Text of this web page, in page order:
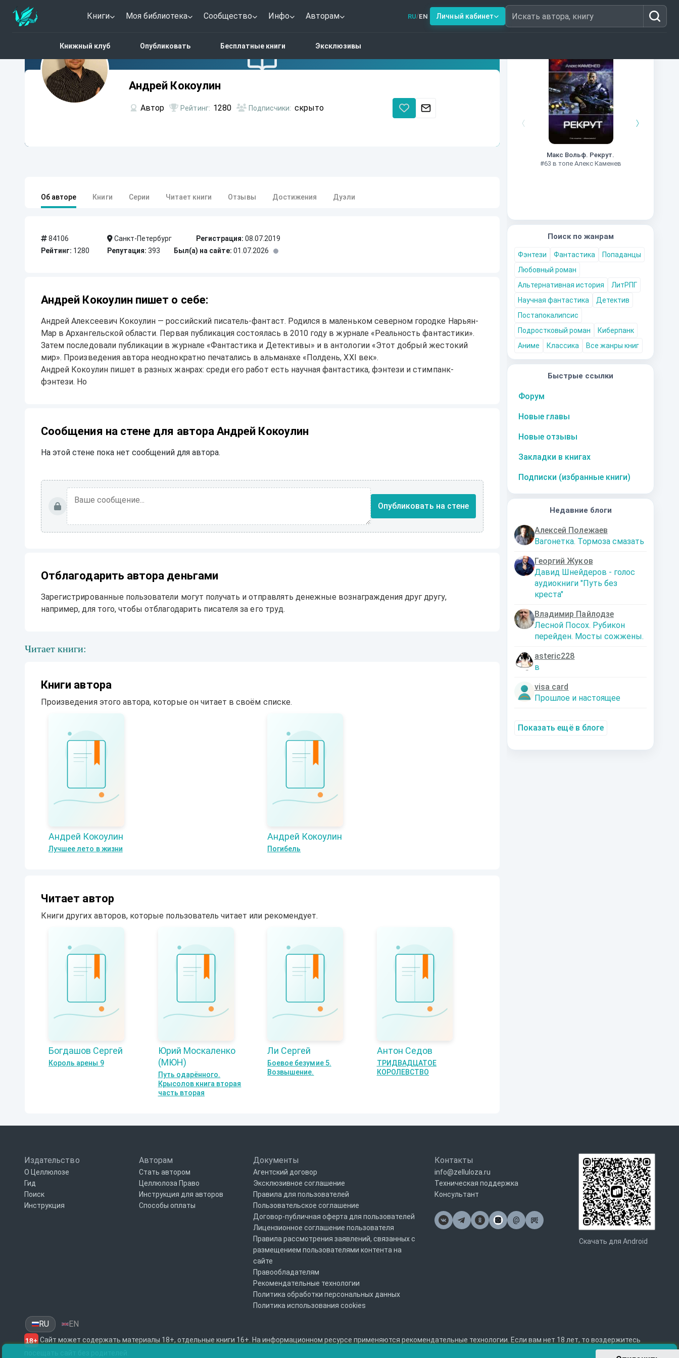
Книги Моя библиотека Сообщество Инфо Авторам RU/EN Личный кабинет Искать автора, книгу
Книжный клуб Опубликовать Бесплатные книги Эксклюзивы
Книги из топ-100
Макс Вольф. Рекрут.
#63 в топе Алекс Каменев
Поиск по жанрам
Фэнтези Фантастика
Попаданцы
Любовный роман
Альтернативная история
ЛитРПГ
Научная фантастика
Детектив
Постапокалипсис
Подростковый роман
Киберпанк
Аниме
Классика Все жанры книг
Быстрые ссылки
Форум
Новые главы
Новые отзывы
Закладки в книгах
Подписки (избранные книги)
Недавние блоги
Алексей Полежаев
Вагонетка. Тормоза смазать
Георгий Жуков
Давид Шнейдеров - голос
аудиокниги "Путь без
креста"
Владимир Пайлодзе
Лесной Посох. Рубикон
перейден. Мосты сожжены.
asteric228
в
visa card
Прошлое и настоящее
Показать ещё в блоге
Андрей
Кокоулин
Андрей Кокоулин
Автор Рейтинг: 1280 Подписчики: скрыто
Об авторе Книги Серии Читает книги Отзывы Достижения Дуэли
84106 Санкт-Петербург Регистрация: 08.07.2019
Рейтинг: 1280 Репутация: 393 Был(а) на сайте: 01.07.2026
Андрей Кокоулин пишет о себе:
Андрей Алексеевич Кокоулин — российский писатель-фантаст. Родился в маленьком северном городке Нарьян-
Мар в Архангельской области. Первая публикация состоялась в 2010 году в журнале «Реальность фантастики».
Затем последовали публикации в журнале «Фантастика и Детективы» и в антологии «Этот добрый жестокий
мир». Произведения автора неоднократно печатались в альманахе «Полдень, XXI век».
Андрей Кокоулин пишет в разных жанрах: среди его работ есть научная фантастика, фэнтези и стимпанк-
фэнтези. Но
Сообщения на стене для автора Андрей Кокоулин
На этой стене пока нет сообщений для автора.
Опубликовать на стене
Отблагодарить автора деньгами
Зарегистрированные пользователи могут получать и отправлять денежные вознаграждения друг другу,
например, для того, чтобы отблагодарить писателя за его труд.
Читает книги:
Книги автора
Произведения этого автора, которые он читает в своём списке.
Андрей Кокоулин
Лучшее лето в жизни
Андрей Кокоулин
Погибель
Читает автор
Книги других авторов, которые пользователь читает или рекомендует.
Богдашов Сергей
Король арены 9
Юрий Москаленко
(МЮН)
Путь одарённого.
Крысолов книга вторая
часть вторая
Ли Сергей
Боевое безумие 5.
Возвышение.
Антон Седов
ТРИДВАДЦАТОЕ
КОРОЛЕВСТВО
Издательство
О Целлюлозе
Гид
Поиск
Инструкция
Авторам
Стать автором
Целлюлоза Право
Инструкция для авторов
Способы оплаты
Документы
Агентский договор
Эксклюзивное соглашение
Правила для пользователей
Пользовательское соглашение
Договор-публичная оферта для пользователей
Лицензионное соглашение пользователя
Правила рассмотрения заявлений, связанных с
размещением пользователями контента на
сайте
Правообладателям
Рекомендательные технологии
Политика обработки персональных данных
Политика использования cookies
Контакты
info@zelluloza.ru
Техническая поддержка
Консультант
@Почта
Скачать для Android
RU EN
18+ Сайт может содержать материалы 18+, отдельные книги 16+. На информационном ресурсе применяются рекомендательные технологии. Если вам нет 18 лет, то воздержитесь